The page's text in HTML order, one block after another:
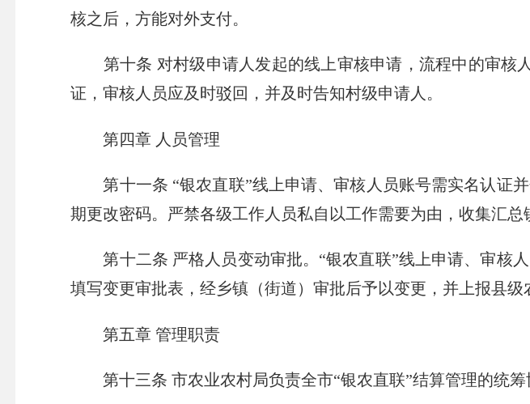
核之后，方能对外支付。
第十条 对村级申请人发起的线上审核申请，流程中的审核
证，审核人员应及时驳回，并及时告知村级申请人。
第四章 人员管理
第十一条 “银农直联”线上申请、审核人员账号需实名认证
期更改密码。严禁各级工作人员私自以工作需要为由，收集汇
第十二条 严格人员变动审批。“银农直联”线上申请、审核
填写变更审批表，经乡镇（街道）审批后予以变更，并上报县级
第五章 管理职责
第十三条 市农业农村局负责全市“银农直联”结算管理的统筹